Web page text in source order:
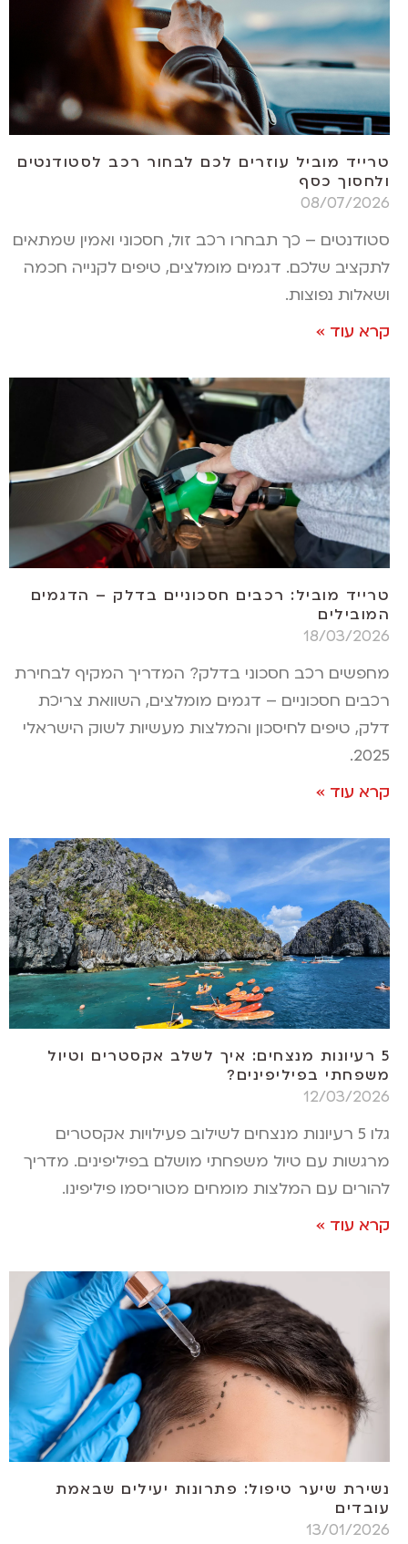
טרייד מוביל עוזרים לכם לבחור רכב לסטודנטים
ולחסוך כסף
08/07/2026
סטודנטים – כך תבחרו רכב זול, חסכוני ואמין שמתאים
לתקציב שלכם. דגמים מומלצים, טיפים לקנייה חכמה
ושאלות נפוצות.
קרא עוד »
טרייד מוביל: רכבים חסכוניים בדלק – הדגמים
המובילים
18/03/2026
מחפשים רכב חסכוני בדלק? המדריך המקיף לבחירת
רכבים חסכוניים – דגמים מומלצים, השוואת צריכת
דלק, טיפים לחיסכון והמלצות מעשיות לשוק הישראלי
2025.
קרא עוד »
5 רעיונות מנצחים: איך לשלב אקסטרים וטיול
משפחתי בפיליפינים?
12/03/2026
גלו 5 רעיונות מנצחים לשילוב פעילויות אקסטרים
מרגשות עם טיול משפחתי מושלם בפיליפינים. מדריך
להורים עם המלצות מומחים מטוריסמו פיליפינו.
קרא עוד »
נשירת שיער טיפול: פתרונות יעילים שבאמת
עובדים
13/01/2026